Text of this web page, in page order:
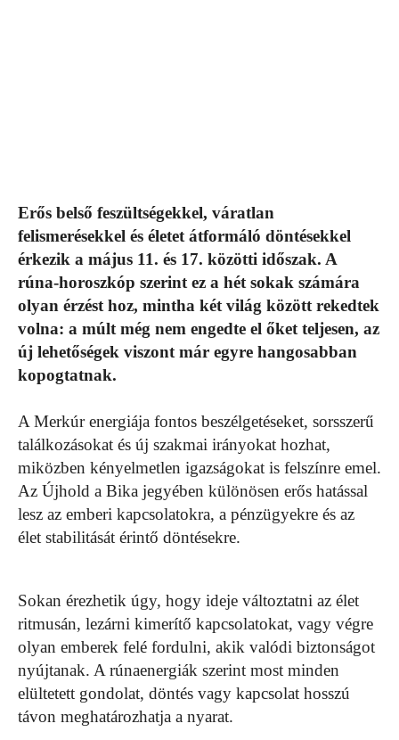
Erős belső feszültségekkel, váratlan
felismerésekkel és életet átformáló döntésekkel
érkezik a május 11. és 17. közötti időszak. A
rúna-horoszkóp szerint ez a hét sokak számára
olyan érzést hoz, mintha két világ között rekedtek
volna: a múlt még nem engedte el őket teljesen, az
új lehetőségek viszont már egyre hangosabban
kopogtatnak.
A Merkúr energiája fontos beszélgetéseket, sorsszerű
találkozásokat és új szakmai irányokat hozhat,
miközben kényelmetlen igazságokat is felszínre emel.
Az Újhold a Bika jegyében különösen erős hatással
lesz az emberi kapcsolatokra, a pénzügyekre és az
élet stabilitását érintő döntésekre.
Sokan érezhetik úgy, hogy ideje változtatni az élet
ritmusán, lezárni kimerítő kapcsolatokat, vagy végre
olyan emberek felé fordulni, akik valódi biztonságot
nyújtanak. A rúnaenergiák szerint most minden
elültetett gondolat, döntés vagy kapcsolat hosszú
távon meghatározhatja a nyarat.